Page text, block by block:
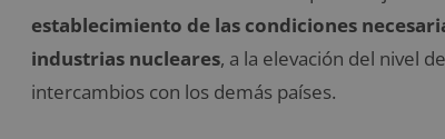
establecimiento de las condiciones
industrias nucleares, a la elevación del nivel
intercambios con los demás países.